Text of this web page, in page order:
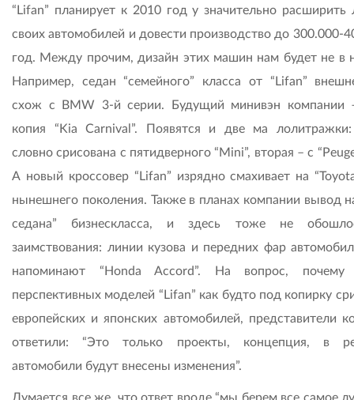
“Lifan” планирует к 2010 год у значительно расширить
своих автомобилей и довести производство до 300.000-
год. Между прочим, дизайн этих машин нам будет не в
Например, седан “семейного” класса от “Lifan”
схож с BMW 3-й серии. Будущий минивэн компании
копия “Kia Carnival”. Появятся и две ма лолитражки:
словно срисована с пятидверного “Mini”, вторая – с
А новый кроссовер “Lifan” изрядно смахивает на
нынешнего поколения. Также в планах компании вывод
седана” бизнескласса, и здесь тоже не
заимствования: линии кузова и передних фар
напоминают “Honda Accord”. На вопрос, почему
перспективных моделей “Lifan” как будто под копирку
европейских и японских автомобилей, представители
ответили: “Это только проекты, концепция, в
автомобили будут внесены изменения”.